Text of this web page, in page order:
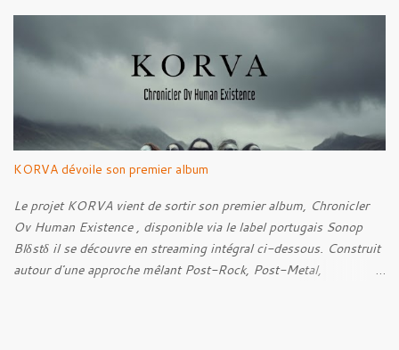
Sense Of Fear
KORVA dévoile son premier album
Le projet KORVA vient de sortir son premier album, Chronicler
Ov Human Existence , disponible via le label portugais Sonop
Blδstδ il se découvre en streaming intégral ci-dessous. Construit
autour d'une approche mêlant Post-Rock, Post-Metal,